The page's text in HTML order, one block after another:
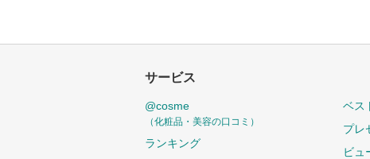
サービス
@cosme
（化粧品・美容の口コミ）
ランキング
ベス
プレ
ビュ